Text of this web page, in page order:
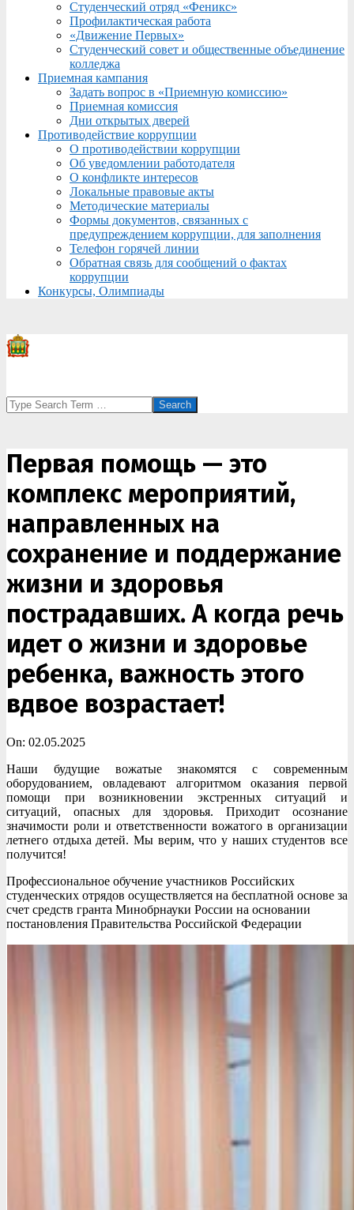
Студенческий отряд «Феникс»
Профилактическая работа
«Движение Первых»
Студенческий совет и общественные объединение
колледжа
Приемная кампания
Задать вопрос в «Приемную комиссию»
Приемная комиссия
Дни открытых дверей
Противодействие коррупции
О противодействии коррупции
Об уведомлении работодателя
О конфликте интересов
Локальные правовые акты
Методические материалы
Формы документов, связанных с
предупреждением коррупции, для заполнения
Телефон горячей линии
Обратная связь для сообщений о фактах
коррупции
Конкурсы, Олимпиады
Search
Первая помощь — это
комплекс мероприятий,
направленных на
сохранение и поддержание
жизни и здоровья
пострадавших. А когда речь
идет о жизни и здоровье
ребенка, важность этого
вдвое возрастает!
On: 02.05.2025
Наши будущие вожатые знакомятся с современным
оборудованием, овладевают алгоритмом оказания первой
помощи при возникновении экстренных ситуаций и
ситуаций, опасных для здоровья. Приходит осознание
значимости роли и ответственности вожатого в организации
летнего отдыха детей. Мы верим, что у наших студентов все
получится!
Профессиональное обучение участников Российских
студенческих отрядов осуществляется на бесплатной основе за
счет средств гранта Минобрнауки России на основании
постановления Правительства Российской Федерации